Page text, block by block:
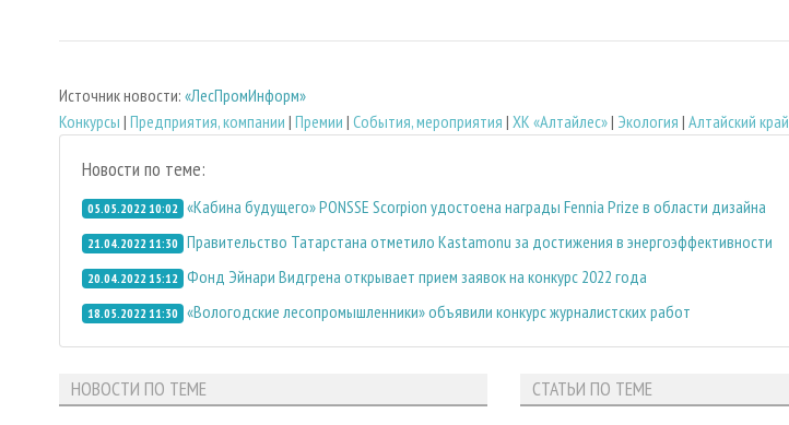
Источник новости: «ЛесПромИнформ»
Конкурсы | Предприятия, компании | Премии | События, мероприятия | ХК «Алтайлес»| Экология | Алтайский край
Новости по теме:
05.05.2022 10:02 «Кабина будущего» PONSSE Scorpion удостоена награды Fennia Prize в области дизайна
21.04.2022 11:30 Правительство Татарстана отметило Kastamonu за достижения в энергоэффективности
20.04.2022 15:12 Фонд Эйнари Видгрена открывает прием заявок на конкурс 2022 года
18.05.2022 11:30 «Вологодские лесопромышленники» объявили конкурс журналистских работ
НОВОСТИ ПО ТЕМЕ СТАТЬИ ПО ТЕМЕ